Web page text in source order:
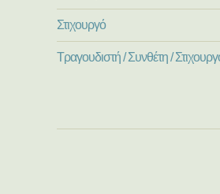
Στιχουργό
Τραγουδιστή / Συνθέτη /